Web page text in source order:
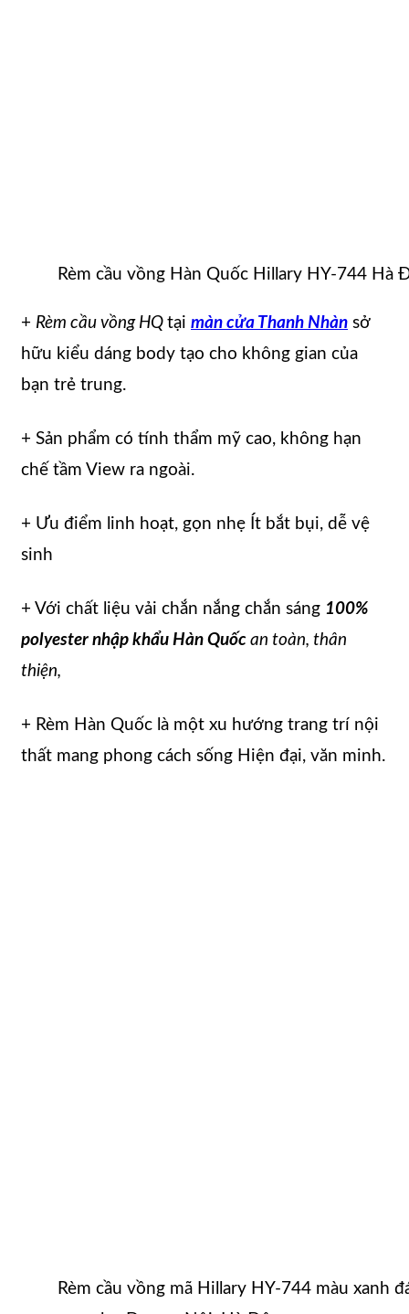
Rèm cầu vồng Hàn Quốc Hillary HY-744 Hà
+ Rèm cầu vồng HQ tại màn cửa Thanh Nhàn sở
hữu kiểu dáng body tạo cho không gian của
bạn trẻ trung.
+ Sản phẩm có tính thẩm mỹ cao, không hạn
chế tầm View ra ngoài.
+ Ưu điểm linh hoạt, gọn nhẹ Ít bắt bụi, dễ vệ
sinh
+ Với chất liệu vải chắn nắng chắn sáng 100%
polyester nhập khẩu Hàn Quốc an toàn, thân
thiện,
+ Rèm Hàn Quốc là một xu hướng trang trí nội
thất mang phong cách sống Hiện đại, văn minh.
Rèm cầu vồng mã Hillary HY-744 màu xanh